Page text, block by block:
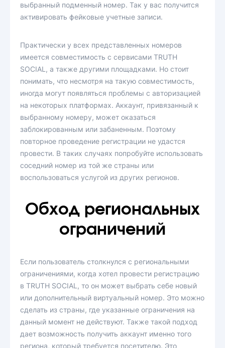
выбранный подменный номер. Так у вас получится
активировать фейковые учетные записи.
Практически у всех представленных номеров
имеется совместимость с сервисами TRUTH
SOCIAL, а также другими площадками. Но стоит
понимать, что несмотря на такую совместимость,
иногда могут появляться проблемы с авторизацией
на некоторых платформах. Аккаунт, привязанный к
выбранному номеру, может оказаться
заблокированным или забаненным. Поэтому
повторное проведение регистрации не удастся
провести. В таких случаях попробуйте использовать
соседний номер из той же страны или
воспользоваться услугой из других регионов.
Обход региональных
ограничений
Если пользователь столкнулся с региональными
ограничениями, когда хотел провести регистрацию
в TRUTH SOCIAL, то он может выбрать себе новый
или дополнительный виртуальный номер. Это можно
сделать из страны, где указанные ограничения на
данный момент не действуют. Также такой подход
дает возможность получить аккаунт именно того
региона, который требуется посетителю. Это